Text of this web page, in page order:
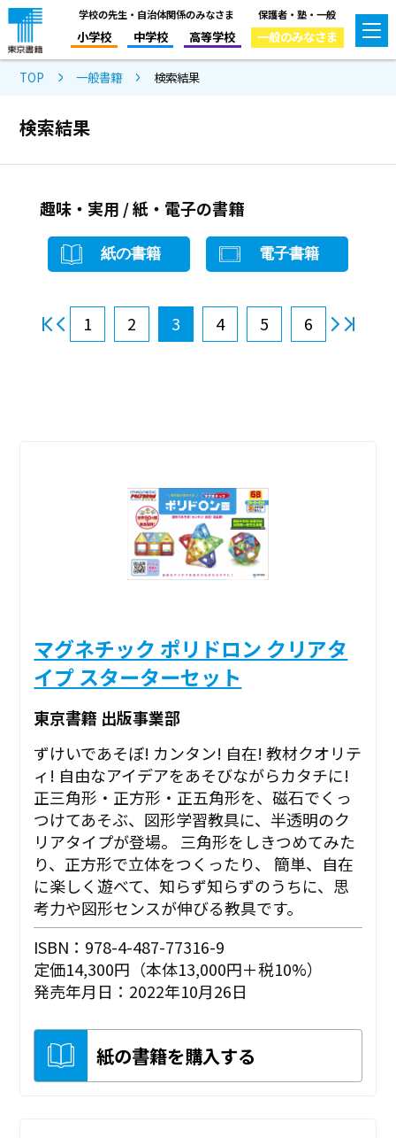
学校の先生・自治体関係のみなさま
小学校 中学校 高等学校
保護者・塾・一般
一般のみなさま
TOP 一般書籍 検索結果
検索結果
趣味・実用 / 紙・電子の書籍
紙の書籍 電子書籍
1 2 3 4 5 6
マグネチック ポリドロン クリアタ
イプ スターターセット
東京書籍 出版事業部
ずけいであそぼ! カンタン! 自在! 教材クオリテ
ィ! 自由なアイデアをあそびながらカタチに!
正三角形・正方形・正五角形を、磁石でくっ
つけてあそぶ、図形学習教具に、半透明のク
リアタイプが登場。 三角形をしきつめてみた
り、正方形で立体をつくったり、 簡単、自在
に楽しく遊べて、知らず知らずのうちに、思
考力や図形センスが伸びる教具です。
ISBN：978-4-487-77316-9
定価14,300円（本体13,000円＋税10%）
発売年月日：2022年10月26日
紙の書籍を購入する